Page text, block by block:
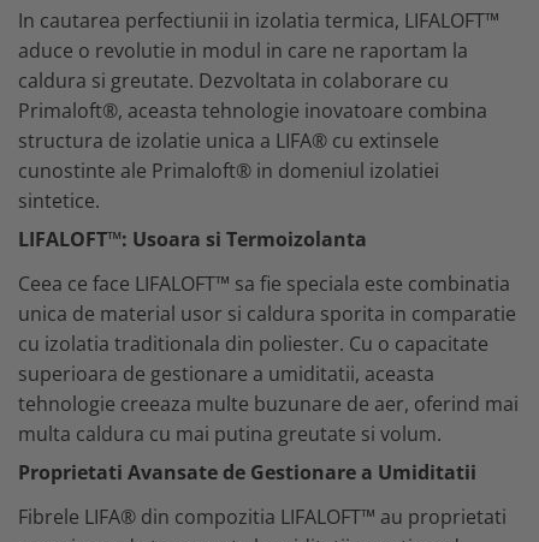
Cizme protectie
Branturi
Sosete
Echipamente camuflaj
Tricouri camo
Bluze si hanorace camo
Caciuli si gulere camo
Geci camo
Pantaloni camo
Incaltaminte camo
Sorturi si maneci protectie
Accesorii echipamente protectie
Curele si bretele
Genunchiere
Alte accesorii echipamente
Genti si trolere
Mistrii
Spacluri
Trasare si marcare
Alte unelte constructii
Fierastraie si topoare
Unelte de masurat
Foarfeci si cuttere
Maturi, perii si farase
Lopeti, cazmale si sape
Unelte specializate ferma
Ciocane si baroase
Dispozitive fixare
Capsatoare
Consumabile scule si unelte
Coliere metalice
In cautarea perfectiunii in izolatia termica, LIFALOFT™
aduce o revolutie in modul in care ne raportam la
caldura si greutate. Dezvoltata in colaborare cu
Primaloft®, aceasta tehnologie inovatoare combina
structura de izolatie unica a LIFA® cu extinsele
cunostinte ale Primaloft® in domeniul izolatiei
sintetice.
LIFALOFT™: Usoara si Termoizolanta
Ceea ce face LIFALOFT™ sa fie speciala este combinatia
unica de material usor si caldura sporita in comparatie
cu izolatia traditionala din poliester. Cu o capacitate
superioara de gestionare a umiditatii, aceasta
tehnologie creeaza multe buzunare de aer, oferind mai
multa caldura cu mai putina greutate si volum.
Proprietati Avansate de Gestionare a Umiditatii
Fibrele LIFA® din compozitia LIFALOFT™ au proprietati